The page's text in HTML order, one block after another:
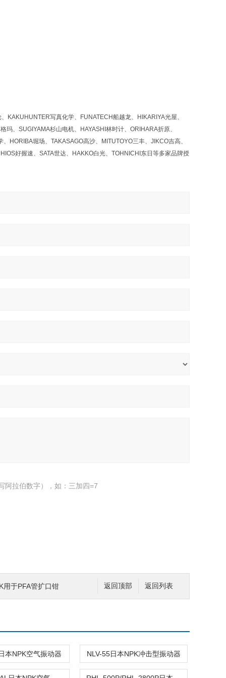
写真化学、FUNATECH船越龙、HIKARIYA光屋、
、SUGIYAMA杉山电机、HAYASHI林时计、ORIHARA折原、
HORIBA堀场、TAKASAGO高沙、MITUTOYO三丰、JIKCO吉高、
好握速、SATA世达、HAKKO白光、TOHNICHI东日等多家品牌授
阿拉伯数字），如：三加四=7
返回列表
返回顶部
用于PFA管扩口钳
本NPK空气振动器 NLV-55日本NPK冲击型振动器